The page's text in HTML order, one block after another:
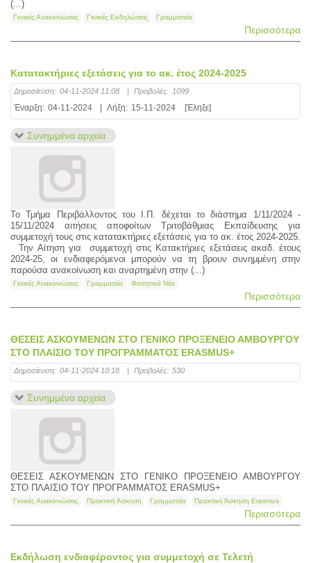
(...)
Γενικές Ανακοινώσεις Γενικές Εκδηλώσεις Γραμματεία
Περισσότερα
Κατατακτήριες εξετάσεις για το ακ. έτος 2024-2025
Δημοσίευση: 04-11-2024 11:08 | Προβολές: 1099
Έναρξη: 04-11-2024 | Λήξη: 15-11-2024 [Έληξε]
Συνημμένα αρχεία
Το Τμήμα Περιβάλλοντος του Ι.Π. δέχεται το διάστημα 1/11/2024 -
15/11/2024 αιτήσεις αποφοίτων Τριτοβάθμιας Εκπαίδευσης για
συμμετοχή τους στις κατατακτήριες εξετάσεις για το ακ. έτος 2024-2025.
Την Αίτηση για συμμετοχή στις Kατακτήριες εξετάσεις ακαδ. έτους
2024-25, οι ενδιαφερόμενοι μπορούν να τη βρουν συνημμένη στην
παρούσα ανακοίνωση και αναρτημένη στην (...)
Γενικές Ανακοινώσεις Γραμματεία Φοιτητικά Νέα
Περισσότερα
ΘΕΣΕΙΣ ΑΣΚΟΥΜΕΝΩΝ ΣΤΟ ΓΕΝΙΚΟ ΠΡΟΞΕΝΕΙΟ ΑΜΒΟΥΡΓΟΥ
ΣΤΟ ΠΛΑΙΣΙΟ ΤΟΥ ΠΡΟΓΡΑΜΜΑΤΟΣ ERASMUS+
Δημοσίευση: 04-11-2024 10:18 | Προβολές: 530
Συνημμένα αρχεία
ΘΕΣΕΙΣ ΑΣΚΟΥΜΕΝΩΝ ΣΤΟ ΓΕΝΙΚΟ ΠΡΟΞΕΝΕΙΟ ΑΜΒΟΥΡΓΟΥ
ΣΤΟ ΠΛΑΙΣΙΟ ΤΟΥ ΠΡΟΓΡΑΜΜΑΤΟΣ ERASMUS+
Γενικές Ανακοινώσεις Πρακτική Άσκηση Γραμματεία Πρακτική Άσκηση Erasmus
Περισσότερα
Εκδήλωση ενδιαφέροντος για συμμετοχή σε Τελετή